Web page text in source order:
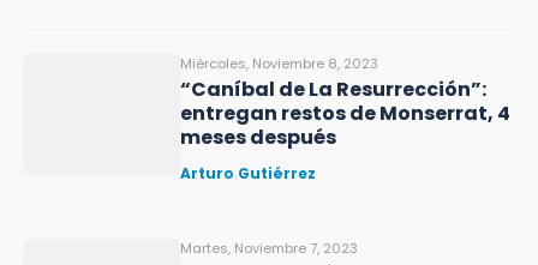
Miércoles, Noviembre 8, 2023
“Caníbal de La Resurrección”:
entregan restos de Monserrat, 4
meses después
Arturo Gutiérrez
Martes, Noviembre 7, 2023